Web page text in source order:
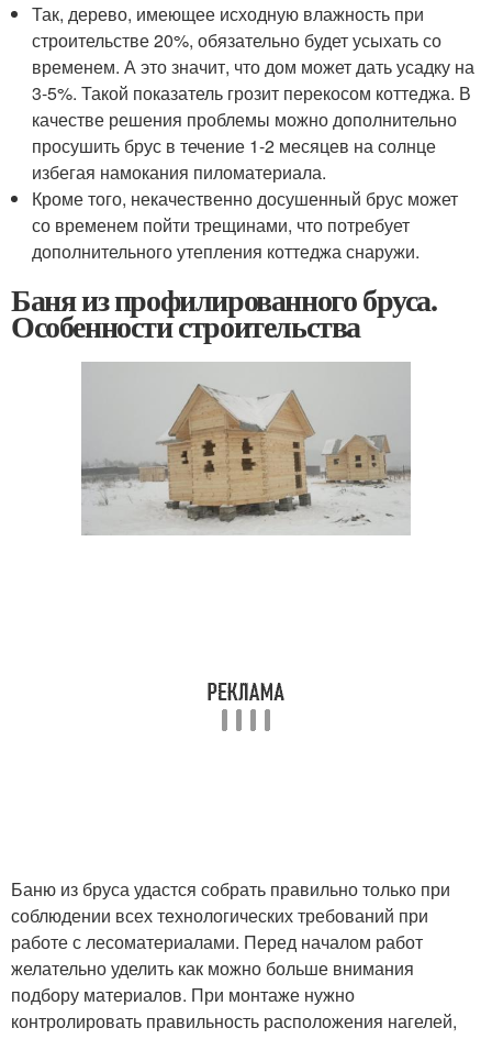
Так, дерево, имеющее исходную влажность при
строительстве 20%, обязательно будет усыхать со
временем. А это значит, что дом может дать усадку на
3-5%. Такой показатель грозит перекосом коттеджа. В
качестве решения проблемы можно дополнительно
просушить брус в течение 1-2 месяцев на солнце
избегая намокания пиломатериала.
Кроме того, некачественно досушенный брус может
со временем пойти трещинами, что потребует
дополнительного утепления коттеджа снаружи.
Баня из профилированного бруса.
Особенности строительства
Баню из бруса удастся собрать правильно только при
соблюдении всех технологических требований при
работе с лесоматериалами. Перед началом работ
желательно уделить как можно больше внимания
подбору материалов. При монтаже нужно
контролировать правильность расположения нагелей,